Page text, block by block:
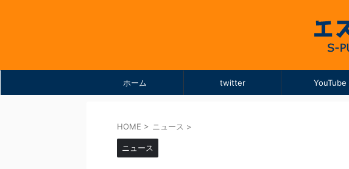
ホーム twitter YouTube
HOME > ニュース >
ニュース